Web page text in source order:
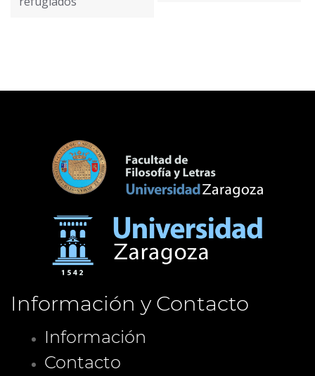
Información y Contacto
Información
Contacto